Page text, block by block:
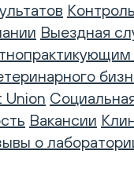
Выездная
Вакансии
о